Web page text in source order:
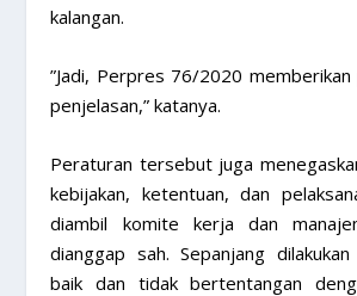
kalangan.
”Jadi, Perpres 76/2020
penjelasan,” katanya.
Peraturan tersebut juga
kebijakan, ketentuan, dan
diambil komite kerja dan
dianggap sah. Sepanjang
baik dan tidak bertentangan